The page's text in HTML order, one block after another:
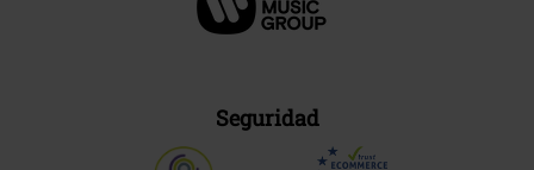
Seguridad